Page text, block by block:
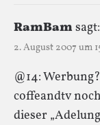
RamBamsagt:
2. August 2007 um
@14:
coffeandtv
dieser